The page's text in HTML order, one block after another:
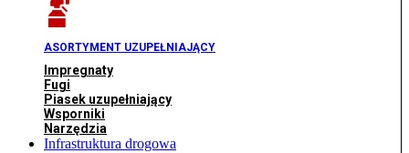
ASORTYMENT UZUPEŁNIAJĄCY
Impregnaty
Fugi
Piasek uzupełniający
Wsporniki
Narzędzia
Infrastruktura drogowa